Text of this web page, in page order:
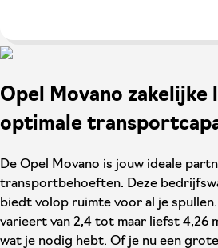
Opel Movano zakelijke
optimale
De Opel Movano is jouw ideale
transportbehoeften. Deze
biedt volop ruimte voor al je
varieert van 2,4 tot maar liefst 4,26
wat je nodig hebt. Of je nu een